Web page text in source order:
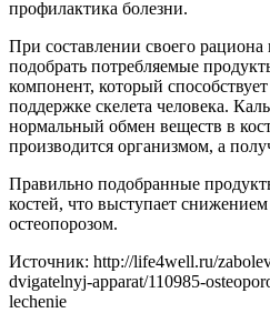
профилактика болезни.
При составлении своего
подобрать потребляемые
компонент, который
поддержке скелета человека.
нормальный обмен веществ в
производится организмом, а
Правильно подобранные
костей, что выступает
остеопорозом.
Источник: http://life4well.ru/
dvigatelnyj-apparat/110985-
lechenie